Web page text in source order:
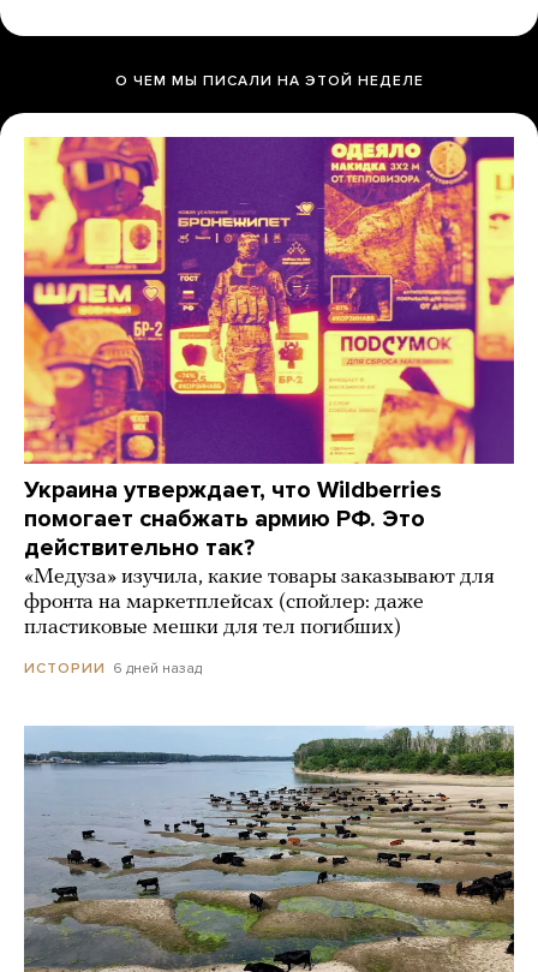
О ЧЕМ МЫ ПИСАЛИ НА ЭТОЙ НЕДЕЛЕ
Украина утверждает, что Wildberries
помогает снабжать армию РФ. Это
действительно так?
«Медуза» изучила, какие товары заказывают для
фронта на маркетплейсах (спойлер: даже
пластиковые мешки для тел погибших)
ИСТОРИИ 6 дней назад